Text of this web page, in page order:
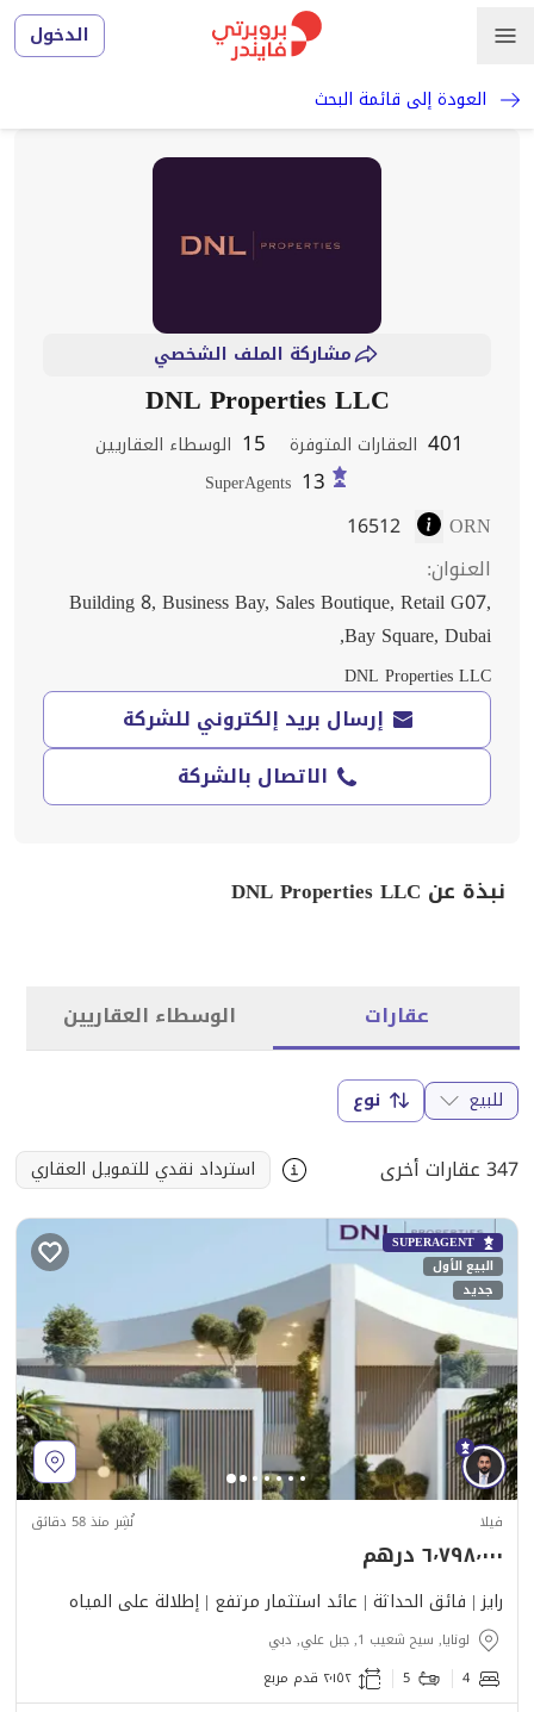
الدخول
العودة إلى قائمة البحث
مشاركة الملف الشخصي
DNL Properties LLC
401 العقارات المتوفرة 15 الوسطاء العقاريين
13
SuperAgents
ORN
16512
العنوان:
Building 8, Business Bay, Sales Boutique, Retail G07,
Bay Square, Dubai,
DNL Properties LLC
إرسال بريد إلكتروني للشركة
الاتصال بالشركة
نبذة عن DNL Properties LLC
عقارات الوسطاء العقاريين
للبيع نوع
347 عقارات أخرى استرداد نقدي للتمويل العقاري
SUPERAGENT
البيع الأول
جديد
فيلا نُشِر منذ 58 دقائق
٦٬٧٩٨٬٠٠٠ درهم
رايز | فائق الحداثة | عائد استثمار مرتفع | إطلالة على المياه
لونايا, سيح شعيب 1, جبل علي, دبي
4
5 ٢٬١٥٢ قدم مربع